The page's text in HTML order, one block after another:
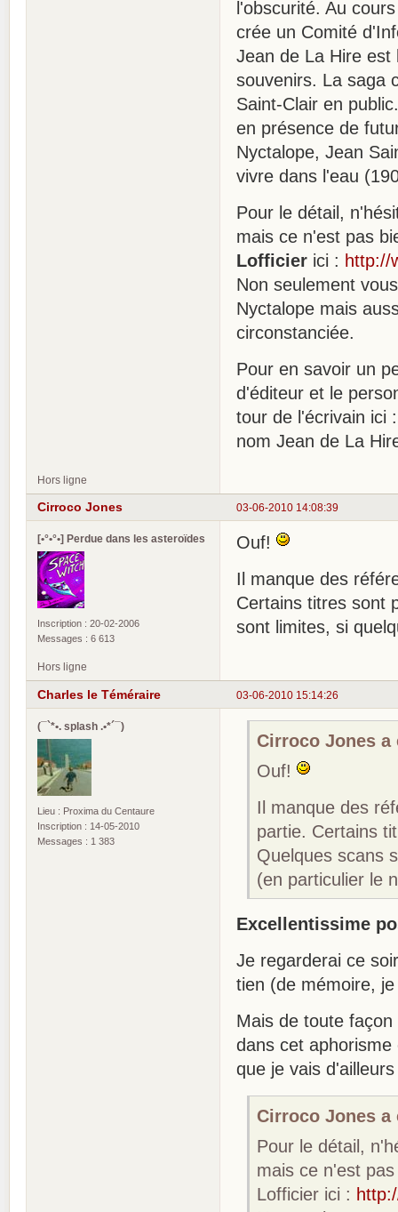
l'obscurité. Au
crée un Comité
Jean de La Hire est
souvenirs. La saga
Saint-Clair en
en présence de
Nyctalope, Jean
vivre dans l'eau
Pour le détail,
mais ce n'est pas
Lofficier ici : http://
Non seulement
Nyctalope mais
circonstanciée.
Pour en savoir un
d'éditeur et le
tour de l'écrivain ici
nom Jean de La
Hors ligne
03-06-2010 14:08:39
Cirroco Jones
[•°•°•] Perdue dans les asteroïdes
Inscription : 20-02-2006
Messages : 6 613
Ouf!
Il manque des
Certains titres sont
sont limites, si
Hors ligne
03-06-2010 15:14:26
Charles le Téméraire
(¯`*•. splash .•*´¯)
Lieu : Proxima du Centaure
Inscription : 14-05-2010
Messages : 1 383
Cirroco Jones a
Ouf!
Il manque des
partie. Certains
Quelques scans
(en particulier le
Excellentissime
Je regarderai ce
tien (de mémoire,
Mais de toute
dans cet
que je vais
Cirroco Jones a
Pour le détail,
mais ce n'est
Lofficier ici :